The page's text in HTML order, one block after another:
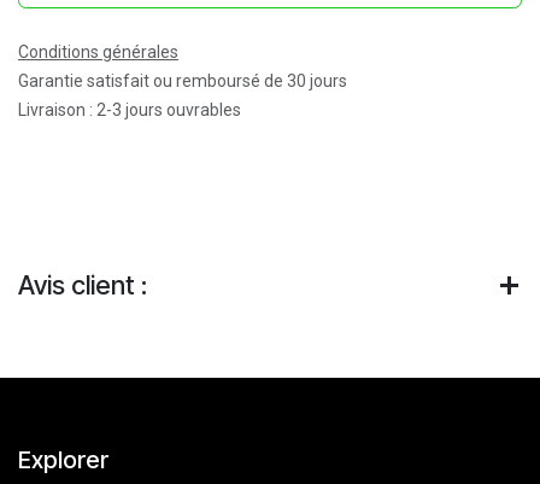
Conditions générales
Garantie satisfait ou remboursé de 30 jours
Livraison : 2-3 jours ouvrables
Avis client :
Explorer